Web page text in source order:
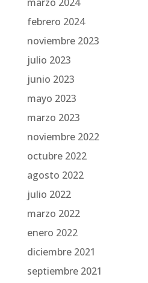
febrero 2024
noviembre 2023
julio 2023
junio 2023
mayo 2023
marzo 2023
noviembre 2022
octubre 2022
agosto 2022
julio 2022
marzo 2022
enero 2022
diciembre 2021
septiembre 2021